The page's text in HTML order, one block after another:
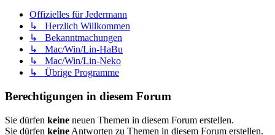
Offizielles für Jedermann
↳ Herzlich Willkommen
↳ Bekanntmachungen
↳ Mac/Win/Lin-HaBu
↳ Mac/Win/Lin-Neko
↳ Übrige Programme
Berechtigungen in diesem Forum
Sie dürfen keine neuen Themen in diesem Forum erstellen.
Sie dürfen keine Antworten zu Themen in diesem Forum erstellen.